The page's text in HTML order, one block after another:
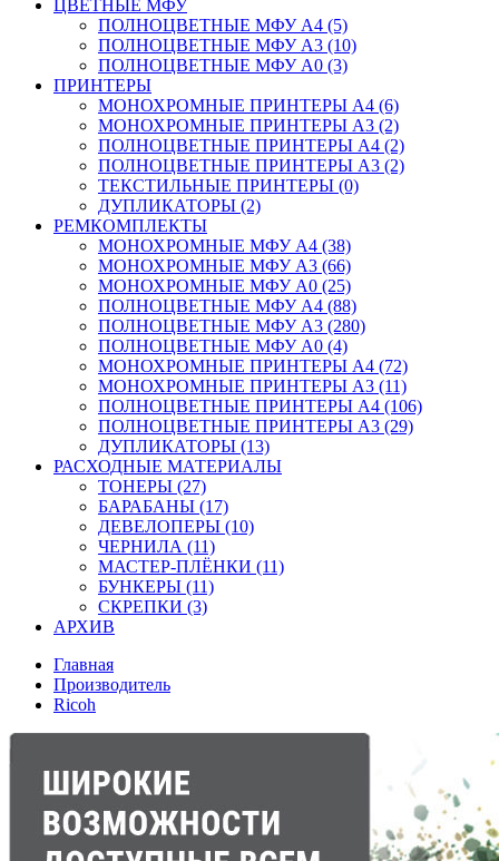
ЦВЕТНЫЕ МФУ
ПОЛНОЦВЕТНЫЕ МФУ А4 (5)
ПОЛНОЦВЕТНЫЕ МФУ А3 (10)
ПОЛНОЦВЕТНЫЕ МФУ А0 (3)
ПРИНТЕРЫ
МОНОХРОМНЫЕ ПРИНТЕРЫ А4 (6)
МОНОХРОМНЫЕ ПРИНТЕРЫ А3 (2)
ПОЛНОЦВЕТНЫЕ ПРИНТЕРЫ А4 (2)
ПОЛНОЦВЕТНЫЕ ПРИНТЕРЫ А3 (2)
ТЕКСТИЛЬНЫЕ ПРИНТЕРЫ (0)
ДУПЛИКАТОРЫ (2)
РЕМКОМПЛЕКТЫ
МОНОХРОМНЫЕ МФУ А4 (38)
МОНОХРОМНЫЕ МФУ А3 (66)
МОНОХРОМНЫЕ МФУ А0 (25)
ПОЛНОЦВЕТНЫЕ МФУ А4 (88)
ПОЛНОЦВЕТНЫЕ МФУ А3 (280)
ПОЛНОЦВЕТНЫЕ МФУ А0 (4)
МОНОХРОМНЫЕ ПРИНТЕРЫ А4 (72)
МОНОХРОМНЫЕ ПРИНТЕРЫ А3 (11)
ПОЛНОЦВЕТНЫЕ ПРИНТЕРЫ А4 (106)
ПОЛНОЦВЕТНЫЕ ПРИНТЕРЫ А3 (29)
ДУПЛИКАТОРЫ (13)
РАСХОДНЫЕ МАТЕРИАЛЫ
ТОНЕРЫ (27)
БАРАБАНЫ (17)
ДЕВЕЛОПЕРЫ (10)
ЧЕРНИЛА (11)
МАСТЕР-ПЛЁНКИ (11)
БУНКЕРЫ (11)
СКРЕПКИ (3)
АРХИВ
Главная
Производитель
Ricoh